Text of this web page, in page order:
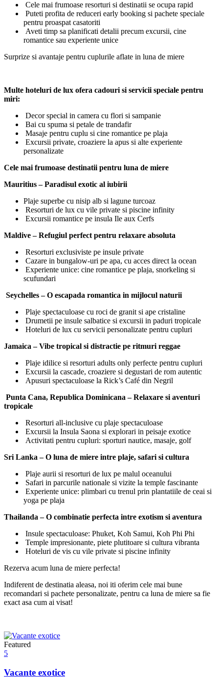
Cele mai frumoase resorturi si destinatii se ocupa rapid
Puteti profita de reduceri early booking si pachete speciale
pentru proaspat casatoriti
Aveti timp sa planificati detalii precum excursii, cine
romantice sau experiente unice
Surprize si avantaje pentru cuplurile aflate in luna de miere
Multe hoteluri de lux ofera cadouri si servicii speciale pentru
miri:
Decor special in camera cu flori si sampanie
Bai cu spuma si petale de trandafir
Masaje pentru cuplu si cine romantice pe plaja
Excursii private, croaziere la apus si alte experiente
personalizate
Cele mai frumoase destinatii pentru luna de miere
Mauritius – Paradisul exotic al iubirii
Plaje superbe cu nisip alb si lagune turcoaz
Resorturi de lux cu vile private si piscine infinity
Excursii romantice pe insula Ile aux Cerfs
Maldive – Refugiul perfect pentru relaxare absoluta
Resorturi exclusiviste pe insule private
Cazare in bungalow-uri pe apa, cu acces direct la ocean
Experiente unice: cine romantice pe plaja, snorkeling si
scufundari
Seychelles – O escapada romantica in mijlocul naturii
Plaje spectaculoase cu roci de granit si ape cristaline
Drumetii pe insule salbatice si excursii in paduri tropicale
Hoteluri de lux cu servicii personalizate pentru cupluri
Jamaica – Vibe tropical si distractie pe ritmuri reggae
Plaje idilice si resorturi adults only perfecte pentru cupluri
Excursii la cascade, croaziere si degustari de rom autentic
Apusuri spectaculoase la Rick’s Café din Negril
Punta Cana, Republica Dominicana – Relaxare si aventuri
tropicale
Resorturi all-inclusive cu plaje spectaculoase
Excursii la Insula Saona si explorari in peisaje exotice
Activitati pentru cupluri: sporturi nautice, masaje, golf
Sri Lanka – O luna de miere intre plaje, safari si cultura
Plaje aurii si resorturi de lux pe malul oceanului
Safari in parcurile nationale si vizite la temple fascinante
Experiente unice: plimbari cu trenul prin plantatiile de ceai si
yoga pe plaja
Thailanda – O combinatie perfecta intre exotism si aventura
Insule spectaculoase: Phuket, Koh Samui, Koh Phi Phi
Temple impresionante, piete plutitoare si cultura vibranta
Hoteluri de vis cu vile private si piscine infinity
Rezerva acum luna de miere perfecta!
Indiferent de destinatia aleasa, noi iti oferim cele mai bune
recomandari si pachete personalizate, pentru ca luna de miere sa fie
exact asa cum ai visat!
Featured
5
Vacante exotice